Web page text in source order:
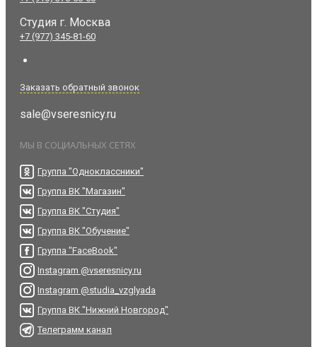
Студия г. Москва
+7 (977) 345-81-60
Заказать обратный звонок
sale@vseresnicy.ru
МЫ В СОЦИАЛЬНЫХ СЕТЯХ
Группа "Одноклассники"
Группа ВК "Магазин"
Группа ВК "Студия"
Группа ВК "Обучение"
Группа "FaceBook"
Instagram @vseresnicy.ru
Instagram @studia_vzglyada
Группа ВК "Нижний Новгород"
Телеграмм канал